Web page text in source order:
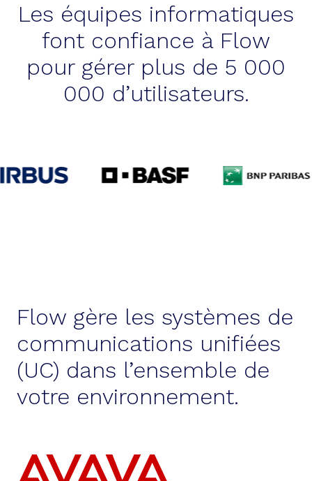
Les équipes informatiques
font confiance à Flow
pour gérer plus de 5 000
000 d’utilisateurs.
Flow gère les systèmes de
communications unifiées
(UC) dans l’ensemble de
votre environnement.